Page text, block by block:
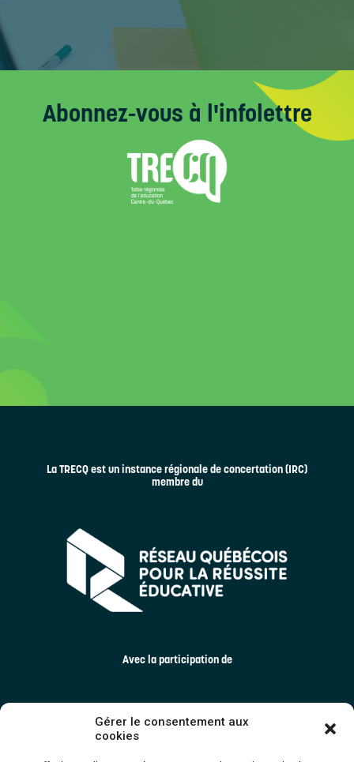
Gérer le consentement aux
cookies
Abonnez-vous à l'infolettre
La TRECQ est un instance régionale de concertation (IRC)
membre du
Avec la participation de